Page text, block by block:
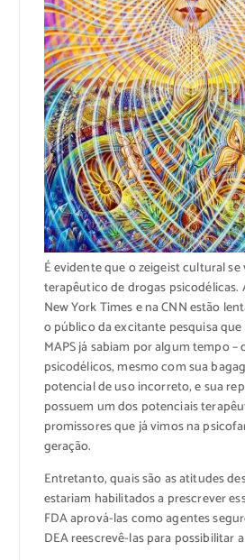
É evidente que o zeigeist cultural
terapêutico de drogas
New York Times e na CNN estão
o público da excitante pesquisa
MAPS já sabiam por algum tempo –
psicodélicos, mesmo com sua
potencial de uso incorreto, e sua
possuem um dos potenciais
promissores que já vimos na
geração.
Entretanto, quais são as atitudes
estariam habilitados a prescrever
FDA aprová-las como agentes
DEA reescrevê-las para possibilitar